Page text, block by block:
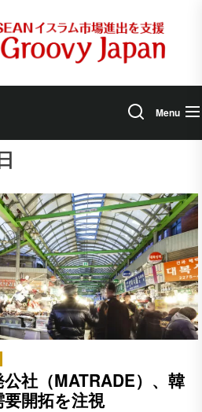
Menu
社（MATRADE）、韓
開拓を注視